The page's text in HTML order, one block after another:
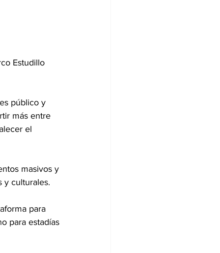
Estudillo
público y
más entre
el
masivos y
y culturales.
para
para estadías